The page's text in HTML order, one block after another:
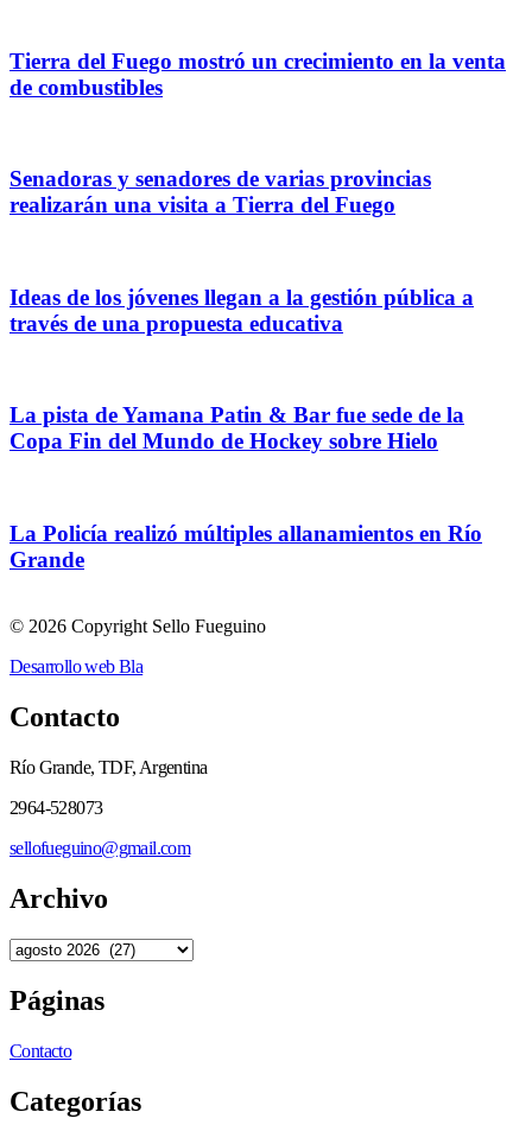
Tierra del Fuego mostró un crecimiento en la venta
de combustibles
Senadoras y senadores de varias provincias
realizarán una visita a Tierra del Fuego
Ideas de los jóvenes llegan a la gestión pública a
través de una propuesta educativa
La pista de Yamana Patin & Bar fue sede de la
Copa Fin del Mundo de Hockey sobre Hielo
La Policía realizó múltiples allanamientos en Río
Grande
© 2026 Copyright Sello Fueguino
Desarrollo web Bla
Contacto
Río Grande, TDF, Argentina
2964-528073
sellofueguino@gmail.com
Archivo
Páginas
Contacto
Categorías